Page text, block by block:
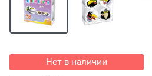
Нет в наличии